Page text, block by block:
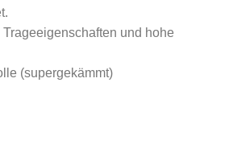
und hohe
(supergekämmt)